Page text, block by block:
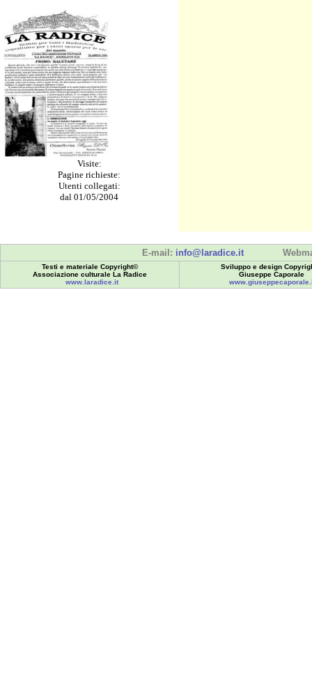
Visite:
Pagine richieste:
Utenti collegati:
dal 01/05/2004
E-mail: info@laradice.it
Testi e materiale Copyright©
Associazione culturale La Radice
www.laradice.it
Sviluppo e design
Giuseppe Caporale